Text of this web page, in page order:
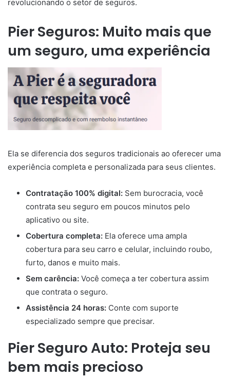
revolucionando o setor de seguros.
Pier Seguros: Muito mais que
um seguro, uma experiência
Ela se diferencia dos seguros tradicionais ao oferecer uma
experiência completa e personalizada para seus clientes.
Contratação 100% digital: Sem burocracia, você
contrata seu seguro em poucos minutos pelo
aplicativo ou site.
Cobertura completa: Ela oferece uma ampla
cobertura para seu carro e celular, incluindo roubo,
furto, danos e muito mais.
Sem carência: Você começa a ter cobertura assim
que contrata o seguro.
Assistência 24 horas: Conte com suporte
especializado sempre que precisar.
Pier Seguro Auto: Proteja seu
bem mais precioso